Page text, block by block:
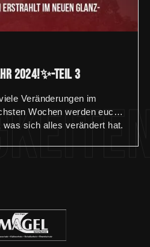
2024!✨-Teil 3
Veränderungen im
Wochen werden euch
sich alles verändert hat.
– Installation eines
Küchenzeile Wir